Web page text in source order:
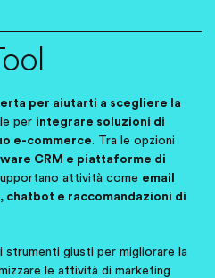
per aiutarti a scegliere la
per integrare soluzioni di
e-commerce. Tra le opzioni
CRM e piattaforme di
attività come email
e raccomandazioni di
giusti per migliorare la
le attività di marketing